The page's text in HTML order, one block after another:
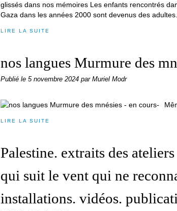
glissés dans nos mémoires Les enfants rencontrés
Gaza dans les années 2000 sont devenus des
LIRE LA SUITE
nos langues Murmure des
Publié le 5 novembre 2024 par Muriel Modr
LIRE LA SUITE
Palestine. extraits des
qui suit le vent qui ne
installations. vidéos.